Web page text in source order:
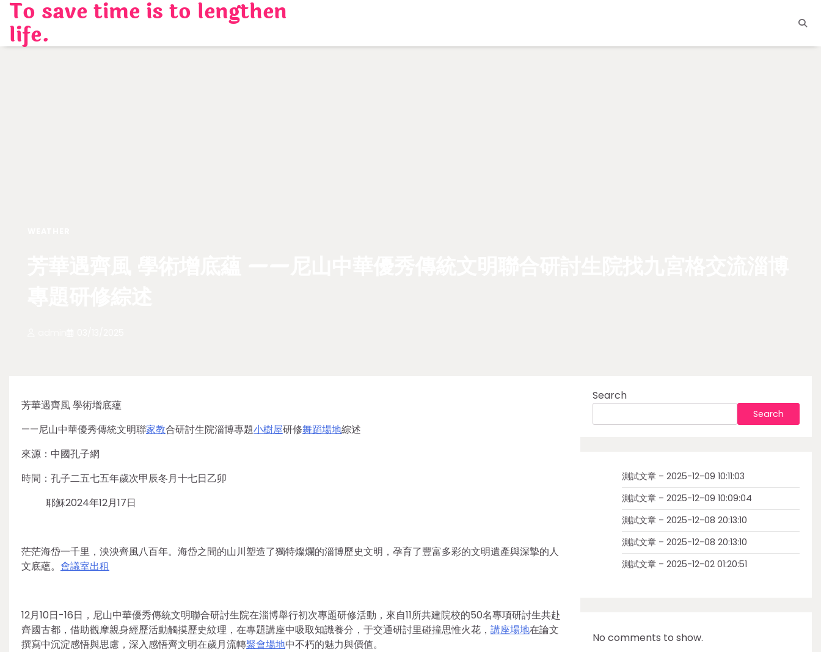
Skip
content
To save time is to lengthen
life.
芳華遇齊風 學術增底蘊
——尼山中華優秀傳統文明聯家教合研討生院淄博專題小樹屋研修舞蹈場地綜述
來源：中國孔子網
時間：孔子二五七五年歲次甲辰冬月十七日乙卯
耶穌2024年12月17日
茫茫海岱一千里，泱泱齊風八百年。海岱之間的山川塑造了獨特燦爛的淄博歷史文明，孕育了豐富多彩的文明遺產與深摯的人
文底蘊。 會議室出租
12月10日-16日，尼山中華優秀傳統文明聯合研討生院在淄博舉行初次專題研修活動，來自11所共建院校的50名專項研討生共赴
齊國古都，借助觀摩親身經歷活動觸摸歷史紋理，在專題講座中吸取知識養分，于交通研討里碰撞思惟火花， 講座場地在論文
撰寫中沉淀感悟與思慮，深入感悟齊文明在歲月流轉聚會場地中不朽的魅力與價值。
Search
Search
測試文章 – 2025-12-09 10:11:03
測試文章 – 2025-12-09 10:09:04
測試文章 – 2025-12-08 20:13:10
測試文章 – 2025-12-08 20:13:10
測試文章 – 2025-12-02 01:20:51
No comments to show.